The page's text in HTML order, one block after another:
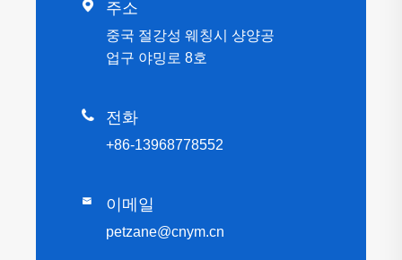
 주소
중국 절강성 웨칭시 샹양공
업구 야밍로 8호
 전화
+86-13968778552
 이메일
petzane@cnym.cn